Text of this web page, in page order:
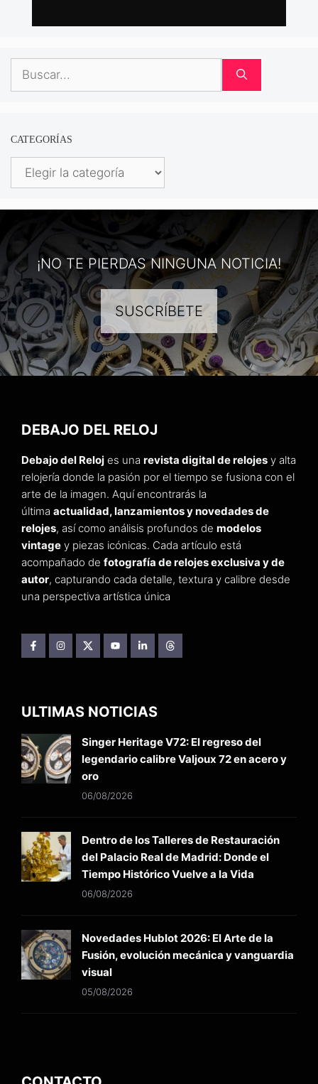
Buscar:
CATEGORÍAS
Categorías
¡NO TE PIERDAS NINGUNA NOTICIA!
SUSCRÍBETE
DEBAJO DEL RELOJ
Debajo del Reloj es una revista digital de relojes y alta
relojería donde la pasión por el tiempo se fusiona con el
arte de la imagen. Aquí encontrarás la
última actualidad, lanzamientos y novedades de
relojes, así como análisis profundos de modelos
vintage y piezas icónicas. Cada artículo está
acompañado de fotografía de relojes exclusiva y de
autor, capturando cada detalle, textura y calibre desde
una perspectiva artística única
ULTIMAS NOTICIAS
Singer Heritage V72: El regreso del
legendario calibre Valjoux 72 en acero y
oro
06/08/2026
Dentro de los Talleres de Restauración
del Palacio Real de Madrid: Donde el
Tiempo Histórico Vuelve a la Vida
06/08/2026
Novedades Hublot 2026: El Arte de la
Fusión, evolución mecánica y vanguardia
visual
05/08/2026